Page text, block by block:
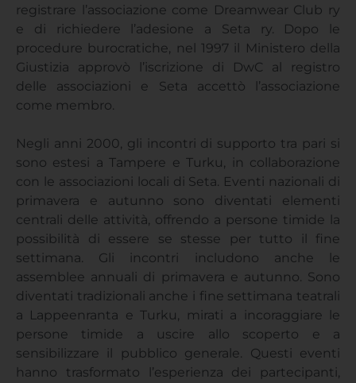
registrare l’associazione come Dreamwear Club ry
e di richiedere l’adesione a Seta ry. Dopo le
procedure burocratiche, nel 1997 il Ministero della
Giustizia approvò l’iscrizione di DwC al registro
delle associazioni e Seta accettò l’associazione
come membro.
Negli anni 2000, gli incontri di supporto tra pari si
sono estesi a Tampere e Turku, in collaborazione
con le associazioni locali di Seta. Eventi nazionali di
primavera e autunno sono diventati elementi
centrali delle attività, offrendo a persone timide la
possibilità di essere se stesse per tutto il fine
settimana. Gli incontri includono anche le
assemblee annuali di primavera e autunno. Sono
diventati tradizionali anche i fine settimana teatrali
a Lappeenranta e Turku, mirati a incoraggiare le
persone timide a uscire allo scoperto e a
sensibilizzare il pubblico generale. Questi eventi
hanno trasformato l’esperienza dei partecipanti,